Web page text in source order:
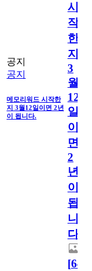
공지
공지
메모리워드 시작한
지 3월12일이면 2년
이 됩니다.
시
작
한
지
3
월
12
일
이
면
2
년
이
됩
니
다.
[64